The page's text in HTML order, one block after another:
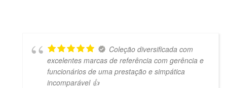
Coleção diversificada com
excelentes marcas de referência com gerência e
funcionários de uma prestação e simpática
incomparável 👍